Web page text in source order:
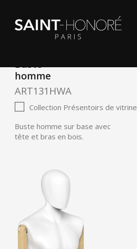
Buste
homme
ART131HWA
Collection Présentoirs de vitrine
Buste homme sur base avec
tête et bras en bois.